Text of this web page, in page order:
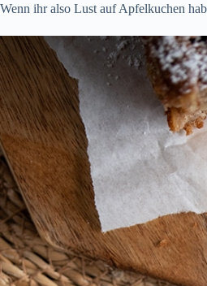
Wenn ihr also Lust auf Apfelkuchen